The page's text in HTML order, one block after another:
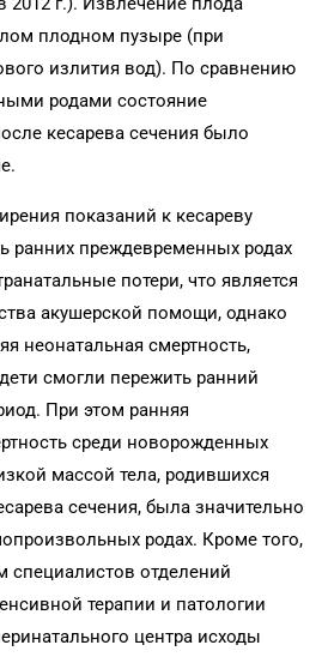
плодном пузыре (при
излития вод). По сравнению
родами состояние
кесарева сечения было
показаний к кесареву
ранних преждевременных родах
потери, что является
акушерской помощи, однако
неонатальная смертность,
смогли пережить ранний
При этом ранняя
среди новорожденных
массой тела, родившихся
сечения, была значительно
родах. Кроме того,
специалистов отделений
терапии и патологии
центра исходы